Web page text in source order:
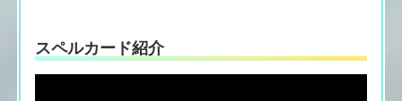
スペルカード紹介